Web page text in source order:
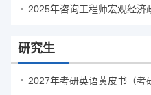
研究生
2027年考研英语黄皮书（考